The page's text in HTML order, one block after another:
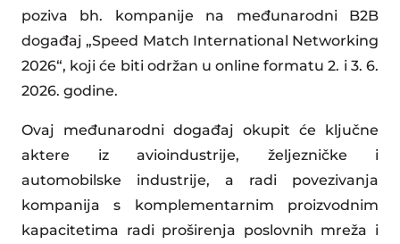
poziva bh. kompanije na međunarodni B2B
događaj „Speed Match International Networking
2026“, koji će biti održan u online formatu 2. i 3. 6.
2026. godine.
Ovaj međunarodni događaj okupit će ključne
aktere iz avioindustrije, željezničke i
automobilske industrije, a radi povezivanja
kompanija s komplementarnim proizvodnim
kapacitetima radi proširenja poslovnih mreža i